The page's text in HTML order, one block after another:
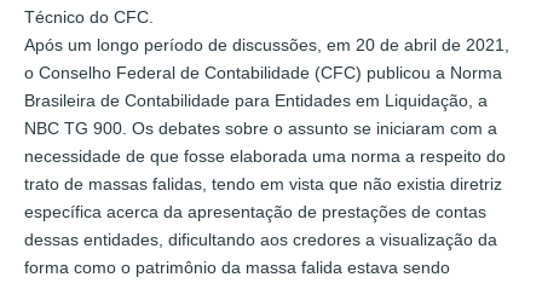
Técnico do CFC.
Após um longo período de discussões, em 20 de abril de 2021,
o Conselho Federal de Contabilidade (CFC) publicou a Norma
Brasileira de Contabilidade para Entidades em Liquidação, a
NBC TG 900. Os debates sobre o assunto se iniciaram com a
necessidade de que fosse elaborada uma norma a respeito do
trato de massas falidas, tendo em vista que não existia diretriz
específica acerca da apresentação de prestações de contas
dessas entidades, dificultando aos credores a visualização da
forma como o patrimônio da massa falida estava sendo